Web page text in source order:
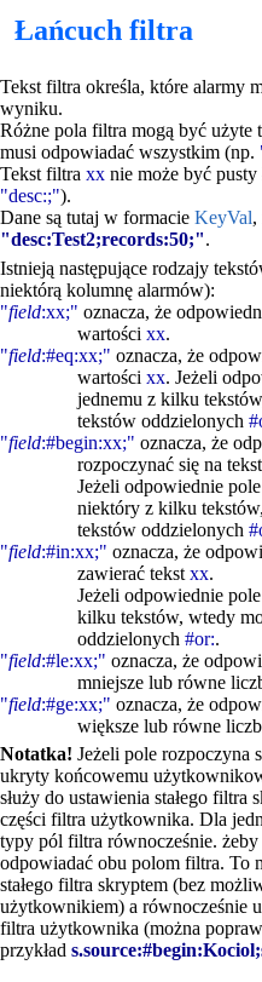
Łańcuch filtra
Tekst filtra określa, które alarmy
wyniku.
Różne pola filtra mogą być użyte
musi odpowiadać wszystkim (np.
Tekst filtra xx nie może być pusty
"desc:;").
Dane są tutaj w formacie KeyVal,
"desc:Test2;records:50;".
Istnieją następujące rodzajy
niektórą kolumnę alarmów):
"field:xx;" oznacza, że
wartości xx.
"field:#eq:xx;" oznacza, że
wartości xx. Jeżeli
jednemu z kilku
tekstów oddzielonych
"field:#begin:xx;" oznacza, że
rozpoczynać się na tekst
Jeżeli odpowiednie
niektóry z kilku
tekstów oddzielonych
"field:#in:xx;" oznacza, że
zawierać tekst xx.
Jeżeli odpowiednie
kilku tekstów, wtedy
oddzielonych #or:.
"field:#le:xx;" oznacza, że
mniejsze lub równe
"field:#ge:xx;" oznacza, że
większe lub równe
Notatka! Jeżeli pole rozpoczyna
ukryty końcowemu
służy do ustawienia stałego filtra
części filtra użytkownika. Dla
typy pól filtra równocześnie.
odpowiadać obu polom filtra. To
stałego filtra skryptem (bez
użytkownikiem) a równocześnie
filtra użytkownika (można
przykład